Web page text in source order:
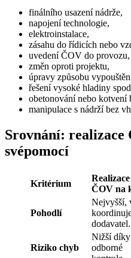
finálního usazení nádrže,
napojení technologie,
elektroinstalace,
zásahu do řídicích nebo
uvedení ČOV do provozu,
změn oproti projektu,
úpravy způsobu
řešení vysoké hladiny
obetonování nebo kotvení
manipulace s nádrží bez
Srovnání: realizace
svépomocí
Kritérium
Realizace
ČOV na
Pohodlí
Nejvyšší,
dodavatel.
Riziko chyb
Nižší díky
odborné